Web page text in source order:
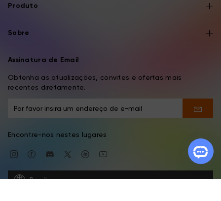
Produto
Sobre
Assinatura de Email
Obtenha as atualizações, convites e ofertas mais
recentes diretamente.
Encontre-nos nestes lugares
Brazil